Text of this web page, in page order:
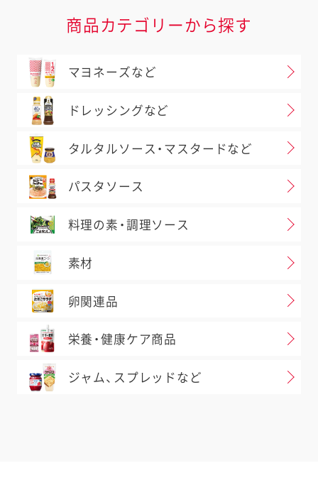
商品カテゴリーから探す
マヨネーズなど
ドレッシングなど
タルタルソース・マスタードなど
パスタソース
料理の素・調理ソース
素材
卵関連品
栄養・健康ケア商品
ジャム、スプレッドなど